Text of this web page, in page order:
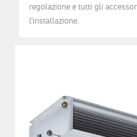
regolazione e tutti gli
l'installazione.